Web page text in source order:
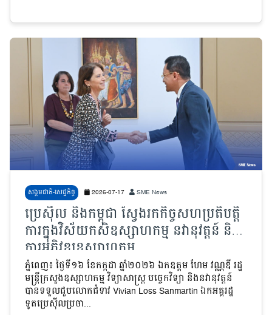
សង្គមជាតិ-សេដ្ឋកិច្ច 2026-07-17 SME News
ប្រេស៊ីល និងកម្ពុជា ស្វែងរកកិច្ចសហប្រតិបត្តិ
ការក្នុងវិស័យកសិឧស្សាហកម្ម នវានុវត្តន៍ និង
ការអភិវឌ្ឍឧស្សាហកម្ម
ភ្នំពេញ៖ ថ្ងៃទី១៦ ខែកក្កដា ឆ្នាំ២០២៦ ឯកឧត្តម ហែម វណ្ណឌី រដ្ឋ
មន្ត្រីក្រសួងឧស្សាហកម្ម វិទ្យាសាស្ត្រ បច្ចេកវិទ្យា និងនវានុវត្តន៍
បានទទួលជួបលោកជំទាវ Vivian Loss Sanmartin ឯកអគ្គរដ្ឋ​
ទូតប្រេស៊ីលប្រចា...